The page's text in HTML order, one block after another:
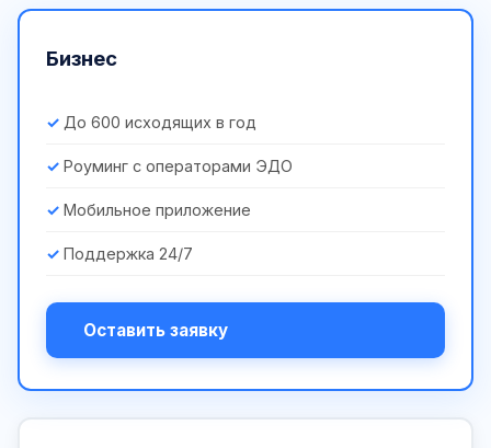
Бизнес
До 600 исходящих в год
Роуминг с операторами ЭДО
Мобильное приложение
Поддержка 24/7
Оставить заявку